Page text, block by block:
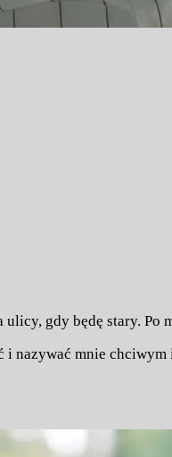
gdy będę stary. Po
i nazywać mnie